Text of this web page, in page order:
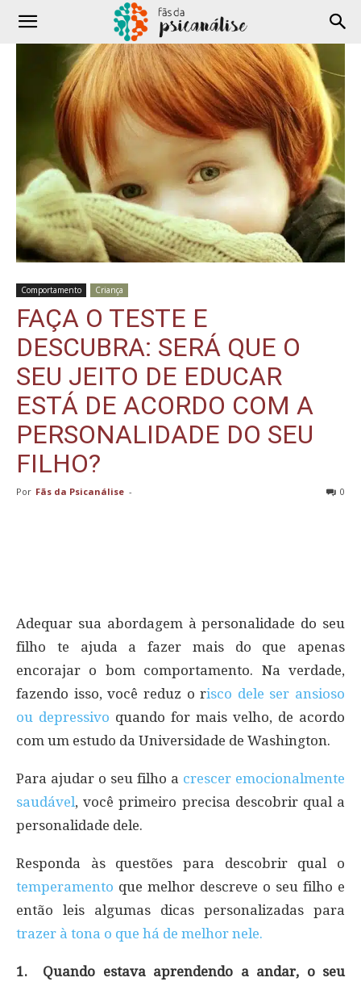
Comportamento Criança
FAÇA O TESTE E
DESCUBRA: SERÁ QUE O
SEU JEITO DE EDUCAR
ESTÁ DE ACORDO COM A
PERSONALIDADE DO SEU
FILHO?
Por Fãs da Psicanálise - 0
Adequar sua abordagem à personalidade do seu
filho te ajuda a fazer mais do que apenas
encorajar o bom comportamento. Na verdade,
fazendo isso, você reduz o risco dele ser ansioso
ou depressivo quando for mais velho, de acordo
com um estudo da Universidade de Washington.
Para ajudar o seu filho a crescer emocionalmente
saudável, você primeiro precisa descobrir qual a
personalidade dele.
Responda às questões para descobrir qual o
temperamento que melhor descreve o seu filho e
então leis algumas dicas personalizadas para
trazer à tona o que há de melhor nele.
1. Quando estava aprendendo a andar, o seu